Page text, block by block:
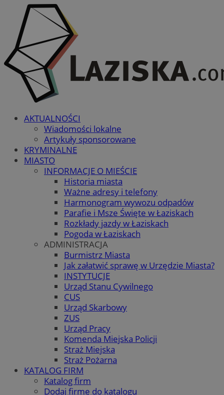
AKTUALNOŚCI
Wiadomości lokalne
Artykuły sponsorowane
KRYMINALNE
MIASTO
INFORMACJE O MIEŚCIE
Historia miasta
Ważne adresy i telefony
Harmonogram wywozu odpadów
Parafie i Msze Święte w Łaziskach
Rozkłady jazdy w Łaziskach
Pogoda w Łaziskach
ADMINISTRACJA
Burmistrz Miasta
Jak załatwić sprawę w Urzędzie Miasta?
INSTYTUCJE
Urząd Stanu Cywilnego
CUS
Urząd Skarbowy
ZUS
Urząd Pracy
Komenda Miejska Policji
Straż Miejska
Straż Pożarna
KATALOG FIRM
Katalog firm
Dodaj firmę do katalogu